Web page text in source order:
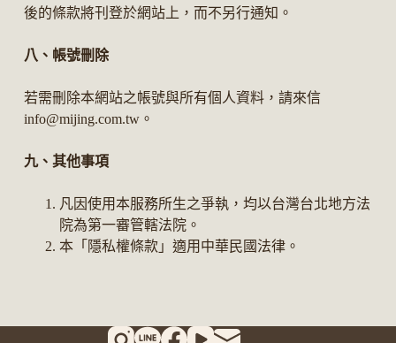
後的條款將刊登於網站上，而不另行通知。
八、帳號刪除
若需刪除本網站之帳號與所有個人資料，請來信
info@mijing.com.tw。
九、其他事項
凡因使用本服務所生之爭執，均以台灣台北地方法
院為第一審管轄法院。
本「隱私權條款」適用中華民國法律。